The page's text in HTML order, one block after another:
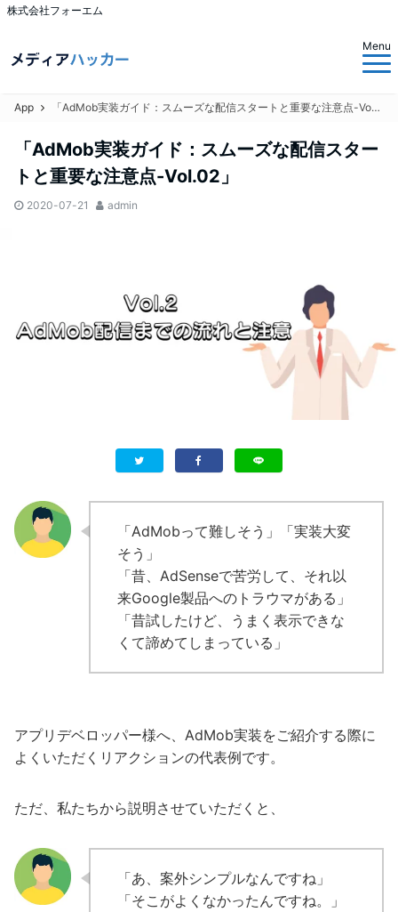
株式会社フォーエム
Menu
App 「AdMob実装ガイド：スムーズな配信スタートと重要な注意点-Vol.02」
「AdMob実装ガイド：スムーズな配信スター
トと重要な注意点-Vol.02」
2020-07-21 admin
「AdMobって難しそう」「実装大変
そう」
「昔、AdSenseで苦労して、それ以
来Google製品へのトラウマがある」
「昔試したけど、うまく表示できな
くて諦めてしまっている」
アプリデベロッパー様へ、AdMob実装をご紹介する際に
よくいただくリアクションの代表例です。
ただ、私たちから説明させていただくと、
「あ、案外シンプルなんですね」
「そこがよくなかったんですね。」